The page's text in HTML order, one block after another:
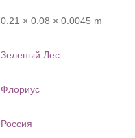
0.21 × 0.08 × 0.0045 m
Зеленый Лес
Флориус
Россия